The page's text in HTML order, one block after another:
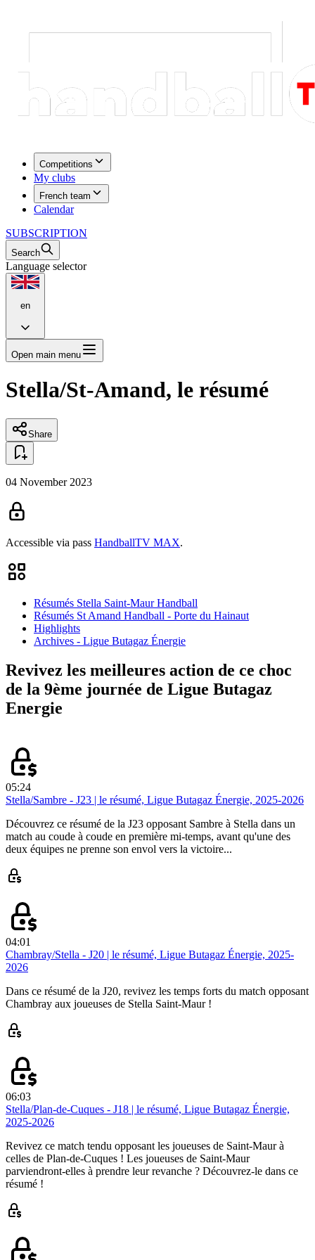
Competitions
My clubs
French team
Calendar
SUBSCRIPTION
Search
Language selector
en
Open main menu
Stella/St-Amand, le résumé
Share
04 November 2023
Accessible via pass HandballTV MAX.
Résumés Stella Saint-Maur Handball
Résumés St Amand Handball - Porte du Hainaut
Highlights
Archives - Ligue Butagaz Énergie
Revivez les meilleures action de ce choc
de la 9ème journée de Ligue Butagaz
Energie
05:24
Stella/Sambre - J23 | le résumé, Ligue Butagaz Énergie, 2025-2026
Découvrez ce résumé de la J23 opposant Sambre à Stella dans un
match au coude à coude en première mi-temps, avant qu'une des
deux équipes ne prenne son envol vers la victoire...
04:01
Chambray/Stella - J20 | le résumé, Ligue Butagaz Énergie, 2025-
2026
Dans ce résumé de la J20, revivez les temps forts du match opposant
Chambray aux joueuses de Stella Saint-Maur !
06:03
Stella/Plan-de-Cuques - J18 | le résumé, Ligue Butagaz Énergie,
2025-2026
Revivez ce match tendu opposant les joueuses de Saint-Maur à
celles de Plan-de-Cuques ! Les joueuses de Saint-Maur
parviendront-elles à prendre leur revanche ? Découvrez-le dans ce
résumé !